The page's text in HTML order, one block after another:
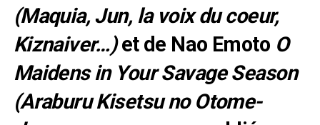
(Maquia, Jun, la voix du coeur,
Kiznaiver…)et de Nao Emoto O
Maidens in Your Savage Season
(Araburu Kisetsu no Otome-